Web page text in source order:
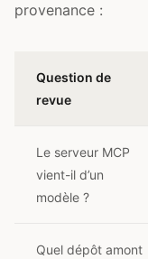
provenance :
Question de
revue
Le serveur MCP
vient-il d’un
modèle ?
Quel dépôt amont